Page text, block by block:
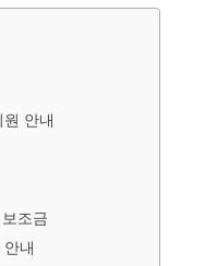
안내
조금
내